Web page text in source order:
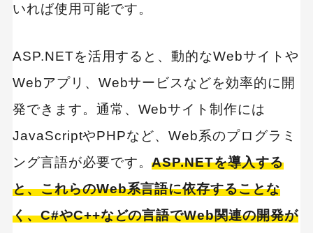
いれば使用可能です。
ASP.NETを活用すると、動的なWebサイトや
Webアプリ、Webサービスなどを効率的に開
発できます。通常、Webサイト制作には
JavaScriptやPHPなど、Web系のプログラミ
ング言語が必要です。ASP.NETを導入する
と、これらのWeb系言語に依存することな
く、C#やC++などの言語でWeb関連の開発が